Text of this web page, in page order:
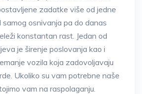
zadatke više od jedne
samog osnivanja pa do danas
konstantan rast. Jedan od
je širenje poslovanja kao i
vozila koja zadovoljavaju
Ukoliko su vam potrebne naše
vam na raspolaganju.